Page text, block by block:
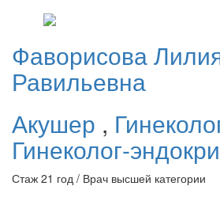
Фаворисова
Равильевна
Акушер ,
Гинеколог-
Стаж 21 год / Врач высшей категории